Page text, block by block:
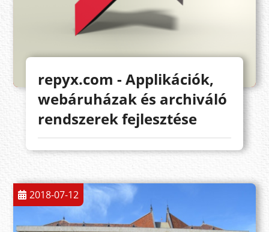
repyx.com - Applikációk,
webáruházak és archiváló
rendszerek fejlesztése
2018-07-12